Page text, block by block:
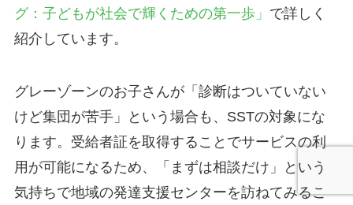
グ：子どもが社会で輝くための第一歩」 で詳しく
紹介しています。
グレーゾーンのお子さんが「診断はついていない
けど集団が苦手」という場合も、SSTの対象にな
ります。受給者証を取得することでサービスの利
用が可能になるため、「まずは相談だけ」という
気持ちで地域の発達支援センターを訪ねてみるこ